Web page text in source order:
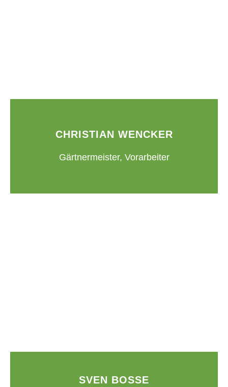
CHRISTIAN WENCKER
Gärtnermeister, Vorarbeiter
SVEN BOSSE